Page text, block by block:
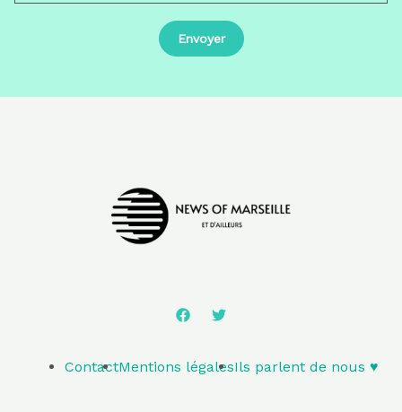
ContactMentions légalesIls parlent de nous ♥️